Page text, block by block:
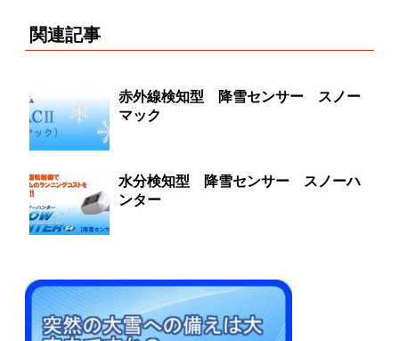
関連記事
赤外線検知型 降雪センサー スノー
マック
水分検知型 降雪センサー スノーハ
ンター